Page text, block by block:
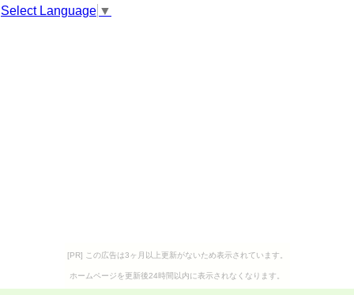
Select Language ▼
[PR] この広告は3ヶ月以上更新がないため表示されています。
ホームページを更新後24時間以内に表示されなくなります。